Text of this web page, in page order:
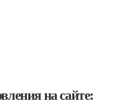
на сайте: